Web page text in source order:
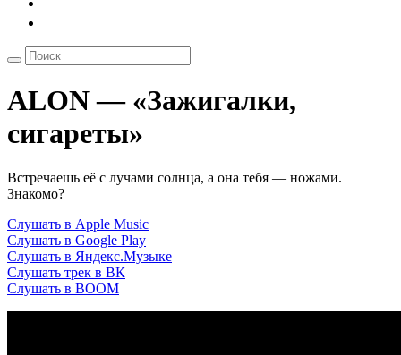
ALON — «Зажигалки,
сигареты»
Встречаешь её с лучами солнца, а она тебя — ножами.
Знакомо?
Слушать в Apple Music
Слушать в Google Play
Слушать в Яндекс.Музыке
Слушать трек в ВК
Слушать в BOOM